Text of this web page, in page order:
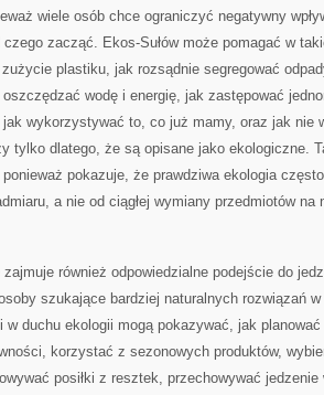
wiele osób chce ograniczyć negatywny
zacząć. Ekos-Sułów może pomagać w
plastiku, jak rozsądnie segregować
wodę i energię, jak zastępować
wykorzystywać to, co już mamy, oraz jak nie
tylko dlatego, że są opisane jako ekologiczne.
pokazuje, że prawdziwa ekologia
a nie od ciągłej wymiany przedmiotów na
również odpowiedzialne podejście do
szukające bardziej naturalnych rozwiązań
w duchu ekologii mogą pokazywać, jak
korzystać z sezonowych produktów,
posiłki z resztek, przechowywać